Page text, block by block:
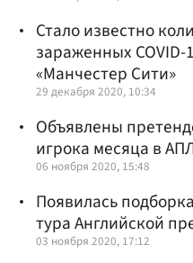
Стало известно
зараженных COVID-
«Манчестер Сити»
29 декабря 2020, 10:34
Объявлены
игрока месяца в
06 ноября 2020, 15:48
Появилась
тура Английской
03 ноября 2020, 17:12